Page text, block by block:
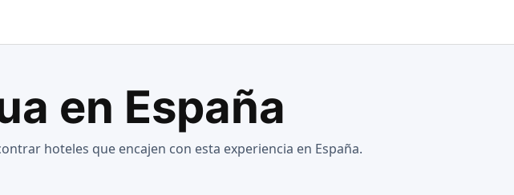
en España
hoteles que encajen con esta experiencia en España.